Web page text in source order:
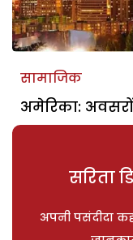
सामाजिक
अमेरिका:
सरिता
अपनी पसंदीदा